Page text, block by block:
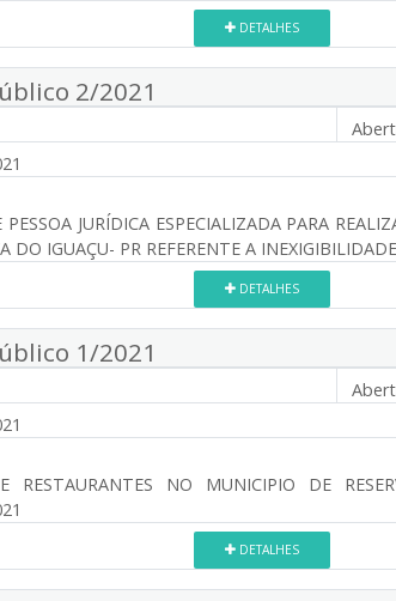
DETALHES
2/2021
JURÍDICA ESPECIALIZADA PARA
DO IGUAÇU- PR REFERENTE A
DETALHES
1/2021
RESTAURANTES NO MUNICIPIO DE
DETALHES